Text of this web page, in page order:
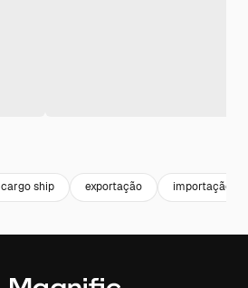
cargo ship exportação importação